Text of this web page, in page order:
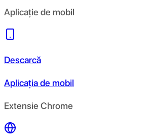
Aplicație de mobil
Descarcă
Aplicația de mobil
Extensie Chrome